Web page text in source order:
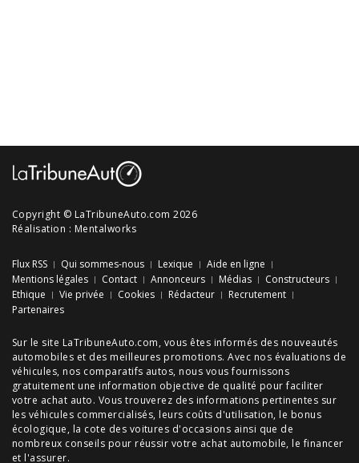
Copyright © LaTribuneAuto.com 2026
Réalisation : Mentalworks
Flux RSS Qui sommes-nous Lexique
Aide en ligne
Mentions légales
Contact Annonceurs Médias
Constructeurs
Ethique
Vie privée Cookies Rédacteur
Recrutement
Partenaires
Sur le site LaTribuneAuto.com, vous êtes informés des nouveautés
automobiles et des meilleures promotions. Avec nos évaluations de
véhicules, nos comparatifs autos, nous vous fournissons
gratuitement une information objective de qualité pour faciliter
votre achat auto. Vous trouverez des informations pertinentes sur
les véhicules commercialisés, leurs coûts d'utilisation, le bonus
écologique, la cote des voitures d'occasions ainsi que de
nombreux conseils pour réussir votre achat automobile, le financer
et l'assurer.